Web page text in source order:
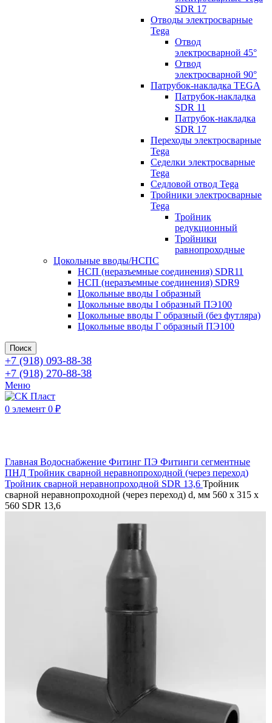
SDR 17
Отводы электросварные
Tega
Отвод
электросварной 45°
Отвод
электросварной 90°
Патрубок-накладка TEGA
Патрубок-накладка
SDR 11
Патрубок-накладка
SDR 17
Переходы электросварные
Tega
Седелки электросварные
Tega
Седловой отвод Tega
Тройники электросварные
Tega
Тройник
редукционный
Тройники
равнопроходные
Цокольные вводы/НСПС
НСП (неразъемные соединения) SDR11
НСП (неразъемные соединения) SDR9
Цокольные вводы I образный
Цокольные вводы I образный ПЭ100
Цокольные вводы Г образный (без футляра)
Цокольные вводы Г образный ПЭ100
Поиск
+7 (918) 093-88-38
+7 (918) 270-88-38
Меню
0 элемент 0 ₽
Главная Водоснабжение Фитинг ПЭ Фитинги сегментные
ПНД Тройник сварной неравнопроходной (через переход)
Тройник сварной неравнопроходной SDR 13,6 Тройник
сварной неравнопроходной (через переход) d, мм 560 х 315 х
560 SDR 13,6